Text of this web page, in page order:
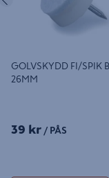
GOLVSKYDD FI/SPIK
26MM
39 kr / PÅS